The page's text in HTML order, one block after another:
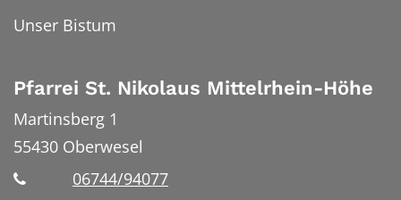
Unser Bistum
Pfarrei St. Nikolaus Mittelrhein-Höhe
Martinsberg 1
55430 Oberwesel
06744/94077